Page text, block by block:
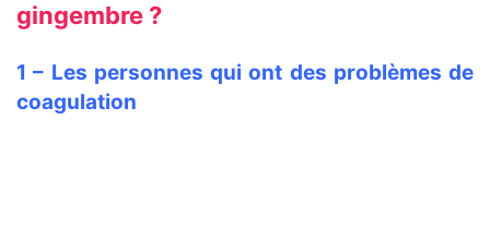
gingembre ?
1 – Les personnes qui ont des problèmes de
coagulation